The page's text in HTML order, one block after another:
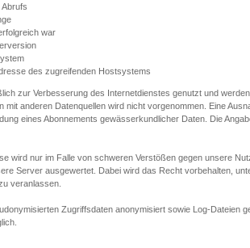
war
des zugreifenden Hostsystems
zur Verbesserung des Internetdienstes genutzt und
mit anderen Datenquellen wird nicht vorgenommen. Eine
eines Abonnements gewässerkundlicher Daten. Die
wird nur im Falle von schweren Verstößen gegen unsere
Server ausgewertet. Dabei wird das Recht vorbehalten,
veranlassen.
Zugriffsdaten anonymisiert sowie Log-Dateien